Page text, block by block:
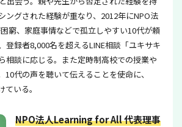
ングされた経験が重なり、2012年にNPO法
窮、家庭事情などで孤立しやすい10代が頼
登録者8,000名を超えるLINE相談「ユキサキ
相談に応じる。また定時制高校での授業や
10代の声を聴いて伝えることを使命に、
いる。
NPO法人Learning for All 代表理事